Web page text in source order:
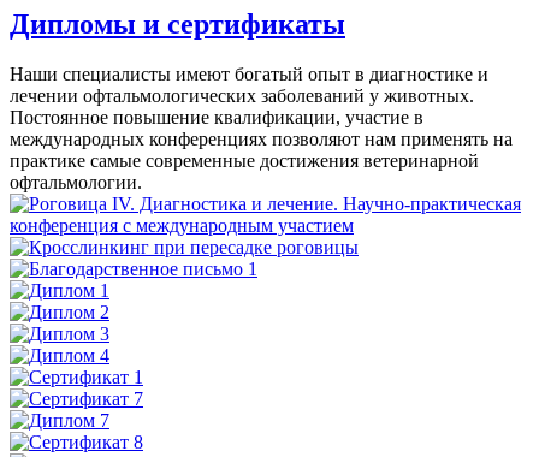
Дипломы и сертификаты
Наши специалисты имеют богатый опыт в диагностике и
лечении офтальмологических заболеваний у животных.
Постоянное повышение квалификации, участие в
международных конференциях позволяют нам применять на
практике самые современные достижения ветеринарной
офтальмологии.